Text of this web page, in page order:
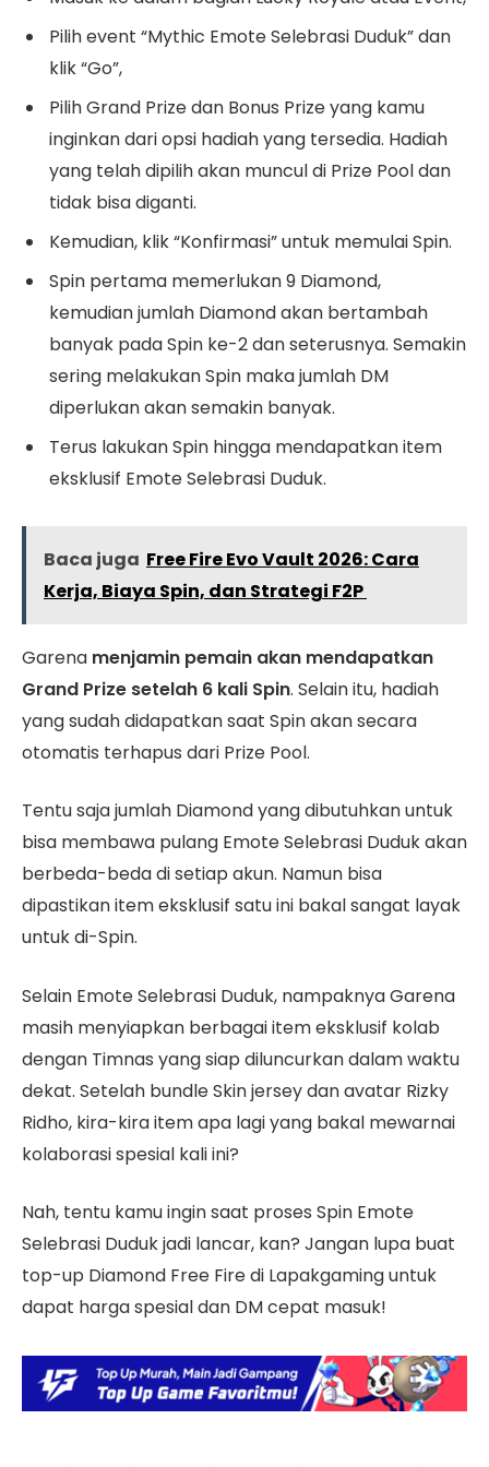
Pilih event “Mythic Emote Selebrasi Duduk” dan
klik “Go”,
Pilih Grand Prize dan Bonus Prize yang kamu
inginkan dari opsi hadiah yang tersedia. Hadiah
yang telah dipilih akan muncul di Prize Pool dan
tidak bisa diganti.
Kemudian, klik “Konfirmasi” untuk memulai Spin.
Spin pertama memerlukan 9 Diamond,
kemudian jumlah Diamond akan bertambah
banyak pada Spin ke-2 dan seterusnya. Semakin
sering melakukan Spin maka jumlah DM
diperlukan akan semakin banyak.
Terus lakukan Spin hingga mendapatkan item
eksklusif Emote Selebrasi Duduk.
Baca juga Free Fire Evo Vault 2026: Cara
Kerja, Biaya Spin, dan Strategi F2P
Garena menjamin pemain akan mendapatkan
Grand Prize setelah 6 kali Spin. Selain itu, hadiah
yang sudah didapatkan saat Spin akan secara
otomatis terhapus dari Prize Pool.
Tentu saja jumlah Diamond yang dibutuhkan untuk
bisa membawa pulang Emote Selebrasi Duduk akan
berbeda-beda di setiap akun. Namun bisa
dipastikan item eksklusif satu ini bakal sangat layak
untuk di-Spin.
Selain Emote Selebrasi Duduk, nampaknya Garena
masih menyiapkan berbagai item eksklusif kolab
dengan Timnas yang siap diluncurkan dalam waktu
dekat. Setelah bundle Skin jersey dan avatar Rizky
Ridho, kira-kira item apa lagi yang bakal mewarnai
kolaborasi spesial kali ini?
Nah, tentu kamu ingin saat proses Spin Emote
Selebrasi Duduk jadi lancar, kan? Jangan lupa buat
top-up Diamond Free Fire di Lapakgaming untuk
dapat harga spesial dan DM cepat masuk!